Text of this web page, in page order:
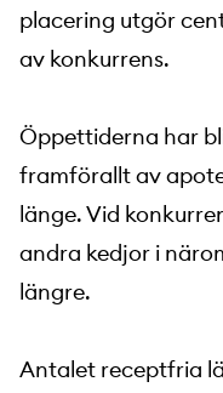
placering utgör
av konkurrens.
Öppettiderna har
framförallt av
länge. Vid
andra kedjor i
längre.
Antalet receptfria